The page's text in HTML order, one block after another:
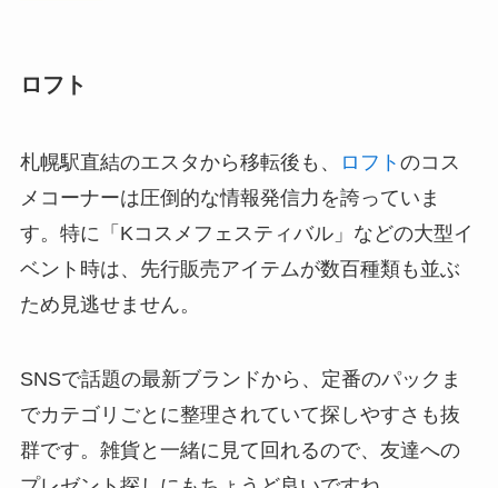
ロフト
札幌駅直結のエスタから移転後も、 ロフト のコス
メコーナーは圧倒的な情報発信力を誇っていま
す。特に「Kコスメフェスティバル」などの大型イ
ベント時は、先行販売アイテムが数百種類も並ぶ
ため見逃せません。
SNSで話題の最新ブランドから、定番のパックま
でカテゴリごとに整理されていて探しやすさも抜
群です。雑貨と一緒に見て回れるので、友達への